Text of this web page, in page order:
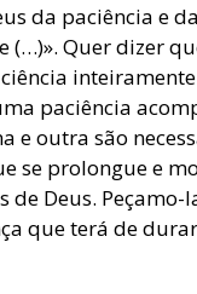
da paciência e
(…)». Quer dizer
paciência
e outra são
se prolongue e
de Deus. Peçamo-
que terá de